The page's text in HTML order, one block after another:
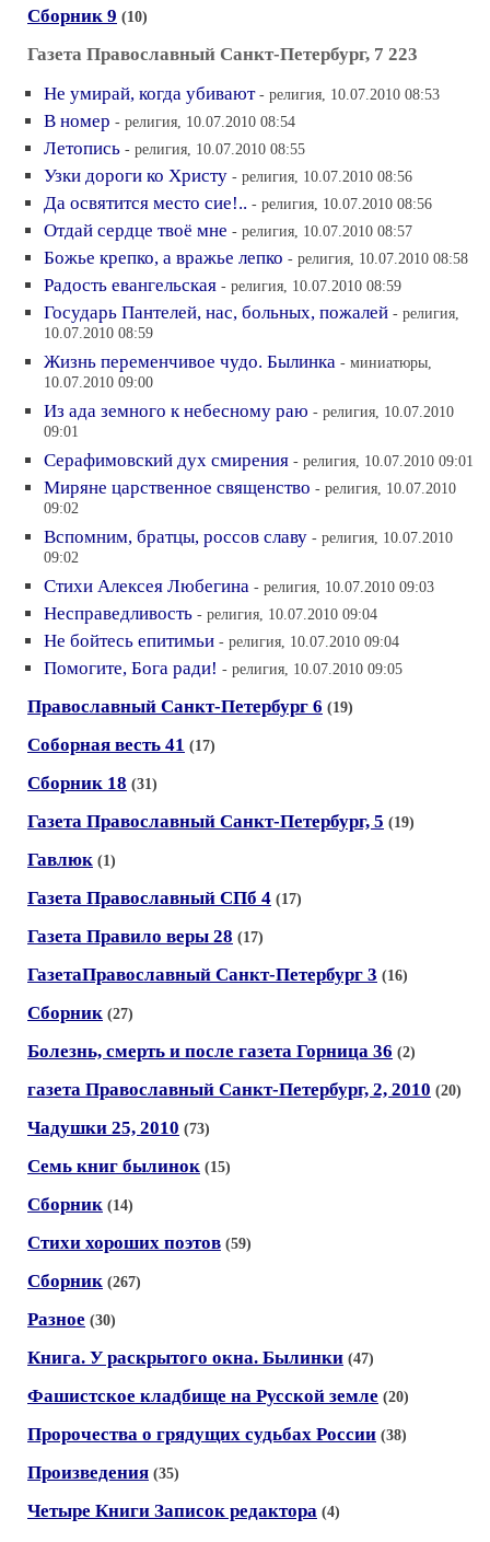
Сборник 9 (10)
Газета Православный Санкт-Петербург, 7 223
Не умирай, когда убивают - религия, 10.07.2010 08:53
В номер - религия, 10.07.2010 08:54
Летопись - религия, 10.07.2010 08:55
Узки дороги ко Христу - религия, 10.07.2010 08:56
Да освятится место сие!.. - религия, 10.07.2010 08:56
Отдай сердце твоё мне - религия, 10.07.2010 08:57
Божье крепко, а вражье лепко - религия, 10.07.2010 08:58
Радость евангельская - религия, 10.07.2010 08:59
Государь Пантелей, нас, больных, пожалей - религия,
10.07.2010 08:59
Жизнь переменчивое чудо. Былинка - миниатюры,
10.07.2010 09:00
Из ада земного к небесному раю - религия, 10.07.2010
09:01
Серафимовский дух смирения - религия, 10.07.2010 09:01
Миряне царственное священство - религия, 10.07.2010
09:02
Вспомним, братцы, россов славу - религия, 10.07.2010
09:02
Стихи Алексея Любегина - религия, 10.07.2010 09:03
Несправедливость - религия, 10.07.2010 09:04
Не бойтесь епитимьи - религия, 10.07.2010 09:04
Помогите, Бога ради! - религия, 10.07.2010 09:05
Православный Санкт-Петербург 6 (19)
Соборная весть 41 (17)
Сборник 18 (31)
Газета Православный Санкт-Петербург, 5 (19)
Гавлюк (1)
Газета Православный СПб 4 (17)
Газета Правило веры 28 (17)
ГазетаПравославный Санкт-Петербург 3 (16)
Сборник (27)
Болезнь, смерть и после газета Горница 36 (2)
газета Православный Санкт-Петербург, 2, 2010 (20)
Чадушки 25, 2010 (73)
Семь книг былинок (15)
Сборник (14)
Стихи хороших поэтов (59)
Сборник (267)
Разное (30)
Книга. У раскрытого окна. Былинки (47)
Фашистское кладбище на Русской земле (20)
Пророчества о грядущих судьбах России (38)
Произведения (35)
Четыре Книги Записок редактора (4)